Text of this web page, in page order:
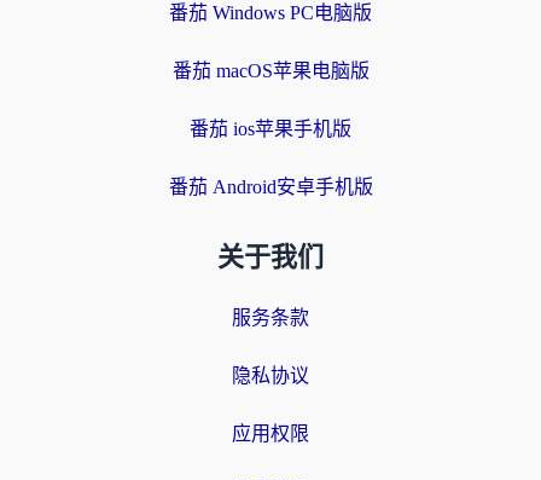
番茄 Windows PC电脑版
番茄 macOS苹果电脑版
番茄 ios苹果手机版
番茄 Android安卓手机版
关于我们
服务条款
隐私协议
应用权限